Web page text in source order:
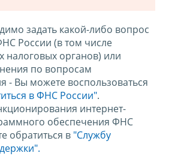
задать какой-либо вопрос
России (в том числе
налоговых органов) или
по вопросам
- Вы можете воспользоваться
в ФНС России".
интернет-
обеспечения ФНС
обратиться в "Службу